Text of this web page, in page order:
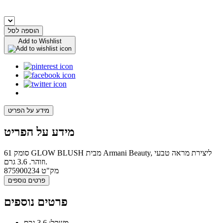
הוספה לסל
Add to Wishlist
מידע על הפריט
מידע על הפריט
סומק 61 GLOW BLUSH מבית Armani Beauty, ליצירת מראה טבעי
וזוהר. 3.6 גרם.
מק"ט 875900234
פרטים נוספים
פרטים נוספים